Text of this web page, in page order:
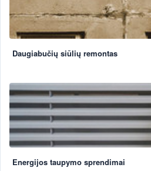
Daugiabučių siūlių remontas
Energijos taupymo sprendimai